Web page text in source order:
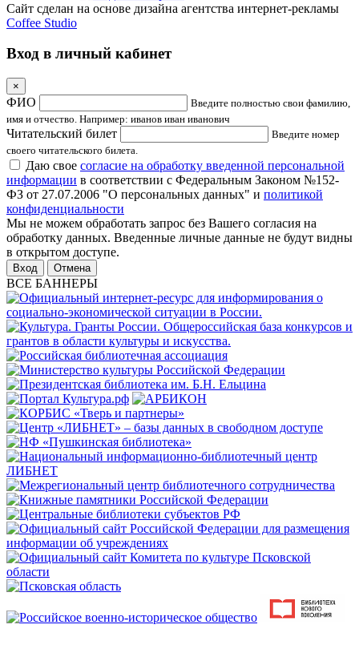
Сайт сделан на основе дизайна агентства интернет-рекламы
Coffee Studio
Вход в личный кабинет
×
ФИО
Введите полностью свои фамилию,
имя и отчество. Например: иванов иван иванович
Читательский билет
Введите номер
своего читательского билета.
Даю свое согласие на обработку введенной персональной
информации в соответствии с Федеральным Законом №152-
ФЗ от 27.07.2006 "О персональных данных" и политикой
конфиденциальности
Мы не можем обработать запрос без Вашего согласия на
обработку данных. Введенные личные данные не будут видны
в открытом доступе.
Отмена
ВСЕ БАННЕРЫ